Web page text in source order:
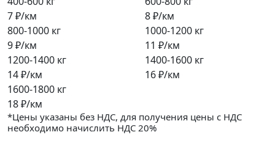
7 ₽/км
8 ₽/км
800-1000 кг
9 ₽/км
1000-1200 кг
11 ₽/км
1200-1400 кг
14 ₽/км
1400-1600 кг
16 ₽/км
1600-1800 кг
18 ₽/км
*Цены указаны без НДС, для получения цены с НДС
необходимо начислить НДС 20%